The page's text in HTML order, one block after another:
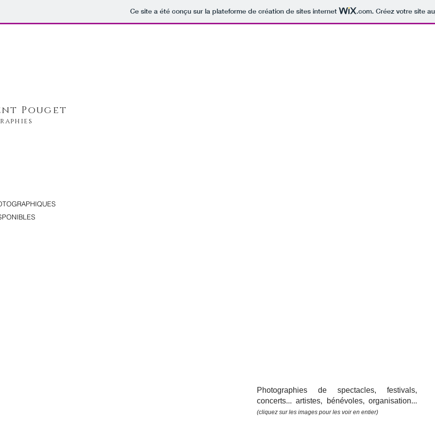
Ce site a été conçu sur la plateforme de création de sites internet .com. Créez votre site
Pouget
Photographies de spectacles, festivals,
concerts... artistes, bénévoles, organisation...
(cliquez sur les images pour les voir en entier)